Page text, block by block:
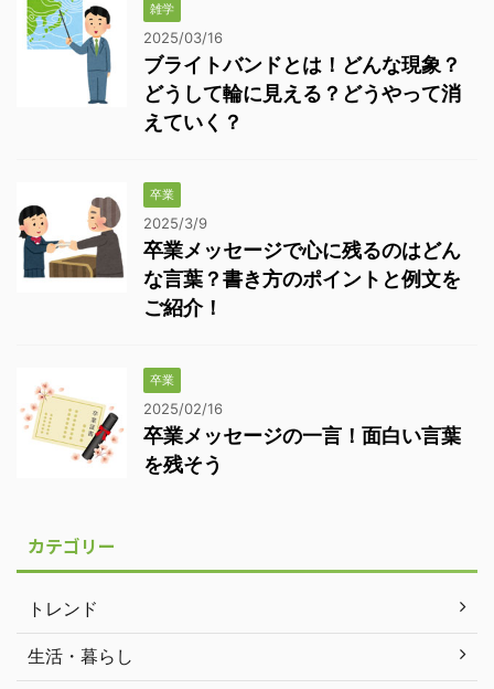
雑学
2025/03/16
ブライトバンドとは！どんな現象？
どうして輪に見える？どうやって消
えていく？
卒業
2025/3/9
卒業メッセージで心に残るのはどん
な言葉？書き方のポイントと例文を
ご紹介！
卒業
2025/02/16
卒業メッセージの一言！面白い言葉
を残そう
カテゴリー
トレンド
生活・暮らし